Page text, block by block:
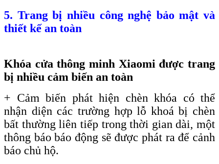
5. Trang bị nhiều công nghệ bảo mật và
thiết kế an toàn
Khóa cửa thông minh Xiaomi được trang
bị nhiều cảm biến an toàn
+ Cảm biến phát hiện chèn khóa có thể
nhận diện các trường hợp lỗ khoá bị chèn
bất thường liên tiếp trong thời gian dài, một
thông báo báo động sẽ được phát ra để cảnh
báo chủ hộ.